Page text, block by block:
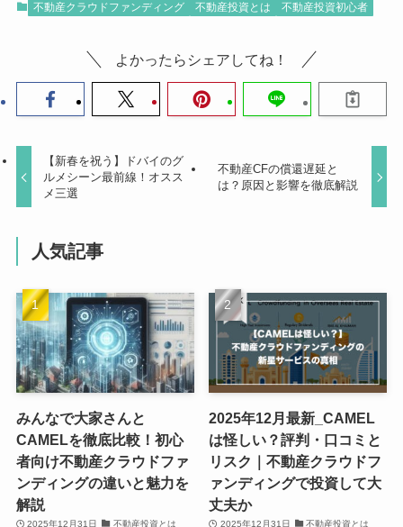
不動産クラウドファンディング 不動産投資とは 不動産投資初心者
よかったらシェアしてね！
【新春を祝う】ドバイのグ
ルメシーン最前線！オスス
メ三選
不動産CFの償還遅延と
は？原因と影響を徹底解説
人気記事
みんなで大家さんと
CAMELを徹底比較！初心
者向け不動産クラウドファ
ンディングの違いと魅力を
解説
2025年12月31日 不動産投資とは
2025年12月最新_CAMEL
は怪しい？評判・口コミと
リスク｜不動産クラウドフ
ァンディングで投資して大
丈夫か
2025年12月31日 不動産投資とは